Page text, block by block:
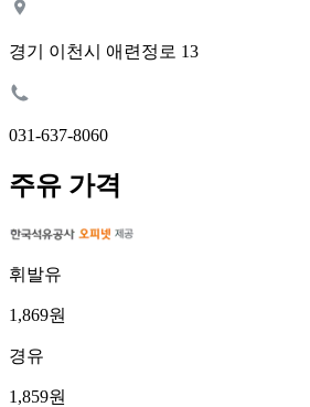
경기 이천시 애련정로 13
031-637-8060
주유 가격
휘발유
1,869원
경유
1,859원